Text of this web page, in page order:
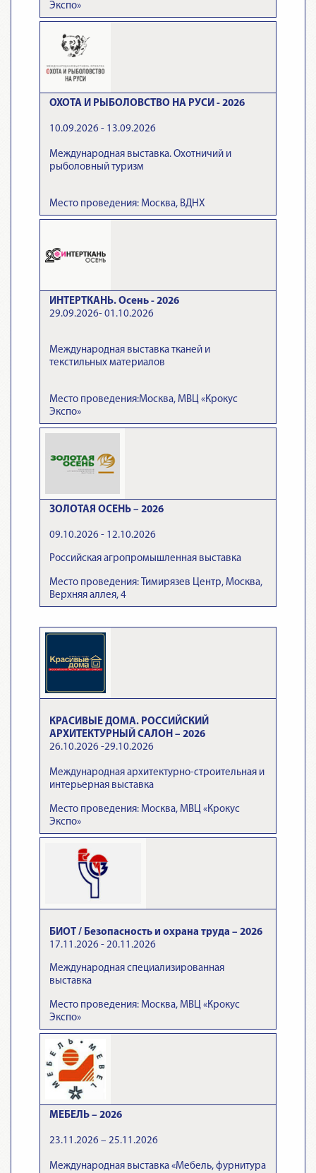
Экспо»
ОХОТА И РЫБОЛОВСТВО НА РУСИ - 2026
10.09.2026 - 13.09.2026
Международная выставка. Охотничий и
рыболовный туризм
Место проведения: Москва, ВДНХ
ИНТЕРТКАНЬ. Осень - 2026
29.09.2026- 01.10.2026
Международная выставка тканей и
текстильных материалов
Место проведения:Москва, МВЦ «Крокус
Экспо»
ЗОЛОТАЯ ОСЕНЬ – 2026
09.10.2026 - 12.10.2026
Российская агропромышленная выставка
Место проведения: Тимирязев Центр, Москва,
Верхняя аллея, 4
КРАСИВЫЕ ДОМА. РОССИЙСКИЙ
АРХИТЕКТУРНЫЙ САЛОН – 2026
26.10.2026 -29.10.2026
Международная архитектурно-строительная и
интерьерная выставка
Место проведения: Москва, МВЦ «Крокус
Экспо»
БИОТ / Безопасность и охрана труда – 2026
17.11.2026 - 20.11.2026
Международная специализированная
выставка
Место проведения: Москва, МВЦ «Крокус
Экспо»
МЕБЕЛЬ – 2026
23.11.2026 – 25.11.2026
Международная выставка «Мебель, фурнитура